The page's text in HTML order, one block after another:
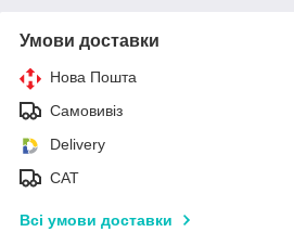
Умови доставки
Нова Пошта
Самовивіз
Delivery
САТ
Всі умови доставки